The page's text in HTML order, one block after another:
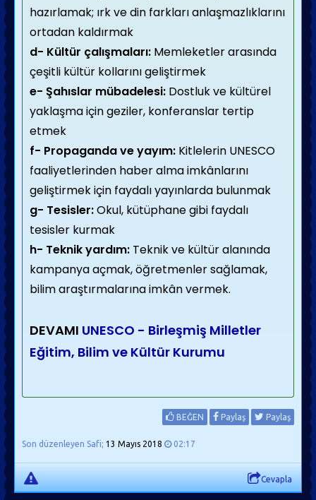
hazırlamak; ırk ve din farkları anlaşmazlıklarını
ortadan kaldırmak
d- Kültür çalışmaları: Memleketler arasında
çeşitli kültür kollarını geliştirmek
e- Şahıslar mübadelesi: Dostluk ve kültürel
yaklaşma için geziler, konferanslar tertip
etmek
f- Propaganda ve yayım: Kitlelerin UNESCO
faaliyetlerinden haber alma imkânlarını
geliştirmek için faydalı yayınlarda bulunmak
g- Tesisler:Okul, kütüphane gibi faydalı
tesisler kurmak
h- Teknik yardım: Teknik ve kültür alanında
kampanya açmak, öğretmenler sağlamak,
bilim araştırmalarına imkân vermek.
DEVAMI UNESCO - Birleşmiş Milletler
Eğitim, Bilim ve Kültür Kurumu
BEĞEN Paylaş Paylaş
Son düzenleyen Safi; 13 Mayıs 2018 02:17
Cevapla